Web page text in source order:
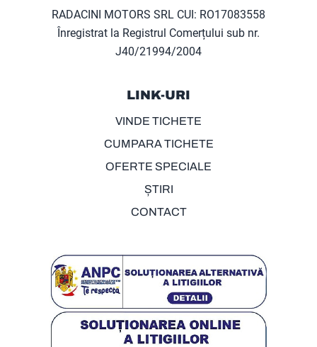
RADACINI MOTORS SRL CUI: RO17083558
Înregistrat la Registrul Comerțului sub nr.
J40/21994/2004
LINK-URI
VINDE TICHETE
CUMPARA TICHETE
OFERTE SPECIALE
ȘTIRI
CONTACT